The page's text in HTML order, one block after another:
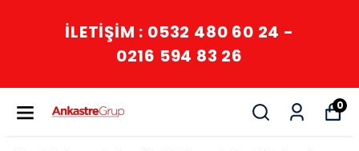
İLETİŞİM : 0532 480 60 24 -
0216 594 83 26
0